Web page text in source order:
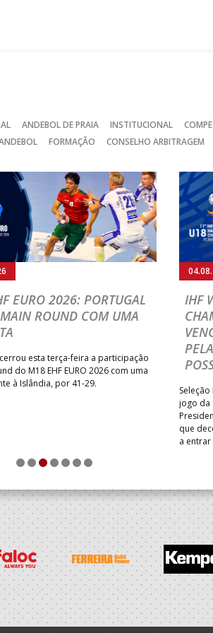
ANDEBOL DE PRAIA INSTITUCIONAL
FORMAÇÃO CONSELHO ARBITRAGEM
EURO 2026: PORTUGAL
ROUND COM UMA
esta terça-feira a participação
do M18 EHF EURO 2026 com uma
à Islândia, por 41-29.
IHF
jogo da
que
a
1 2 3 4 5 6 7